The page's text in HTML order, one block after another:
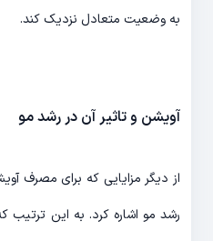
به وضعیت متعادل نزدیک کند.
آویشن و تاثیر آن در رشد مو
از دیگر مزایایی که برای مصرف
رشد مو اشاره کرد. به این